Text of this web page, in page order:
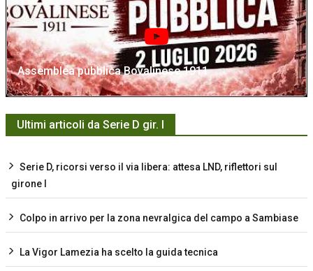
Assemblea pubblica Bovalinese 1911
Ultimi articoli da Serie D gir. I
Serie D, ricorsi verso il via libera: attesa LND, riflettori sul
girone I
Colpo in arrivo per la zona nevralgica del campo a Sambiase
La Vigor Lamezia ha scelto la guida tecnica